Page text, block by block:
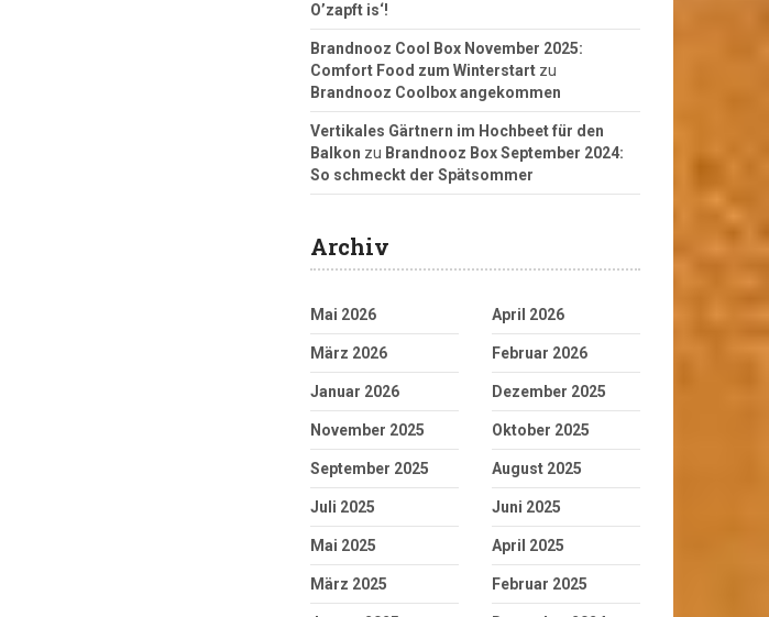
O’zapft is‘!
Brandnooz Cool Box November 2025:
Comfort Food zum Winterstart zu
Brandnooz Coolbox angekommen
Vertikales Gärtnern im Hochbeet für den
Balkon zu Brandnooz Box September 2024:
So schmeckt der Spätsommer
Archiv
Mai 2026 April 2026
März 2026 Februar 2026
Januar 2026 Dezember 2025
November 2025 Oktober 2025
September 2025 August 2025
Juli 2025 Juni 2025
Mai 2025 April 2025
März 2025 Februar 2025